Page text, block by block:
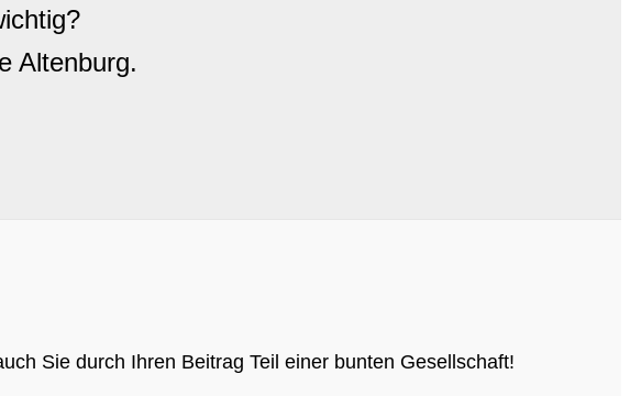
Altenburg.
Sie durch Ihren Beitrag Teil einer bunten Gesellschaft!